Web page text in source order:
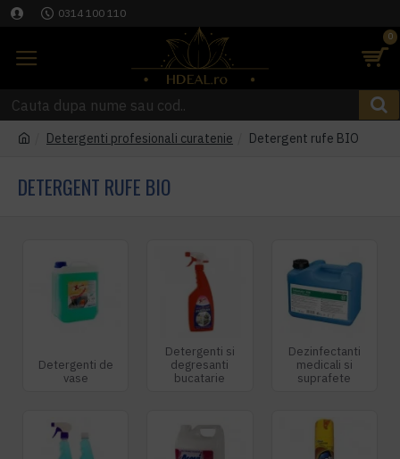
0314 100 110
0
Detergenti profesionali curatenie Detergent rufe BIO
DETERGENT RUFE BIO
Detergenti de
vase
Detergenti si
degresanti
bucatarie
Dezinfectanti
medicali si
suprafete